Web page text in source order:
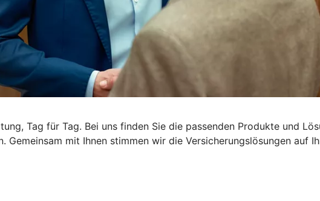
Tag für Tag. Bei uns finden Sie die passenden Produkte und
mit Ihnen stimmen wir die Versicherungslösungen auf